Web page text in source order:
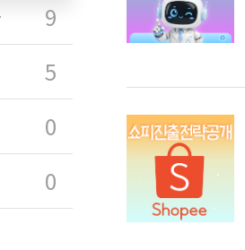
9
5
0
0